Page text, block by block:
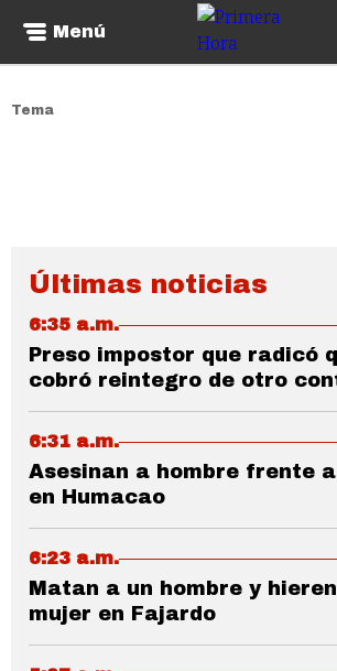
Menú
Tema
Últimas noticias
6:35 a.m.
Preso impostor que radicó
cobró reintegro de otro
6:31 a.m.
Asesinan a hombre frente
en Humacao
6:23 a.m.
Matan a un hombre y
mujer en Fajardo